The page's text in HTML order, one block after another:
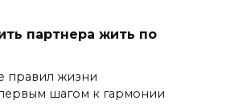
партнера жить по
правил жизни
первым шагом к гармонии